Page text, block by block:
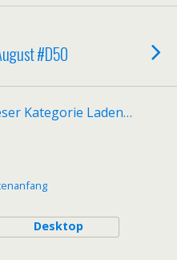
#D50
Kategorie Laden…
Desktop